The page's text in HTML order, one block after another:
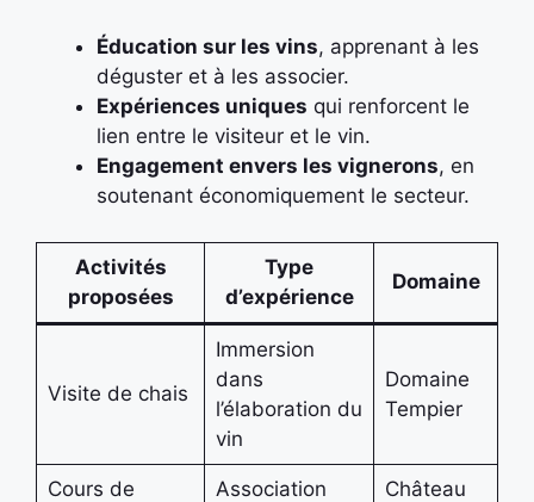
Éducation sur les vins, apprenant à les
déguster et à les associer.
Expériences uniques qui renforcent le
lien entre le visiteur et le vin.
Engagement envers les vignerons, en
soutenant économiquement le secteur.
Activités
proposées
Type
d’expérience
Domaine
Visite de chais
Immersion
dans
l’élaboration du
vin
Domaine
Tempier
Cours de
Association
Château